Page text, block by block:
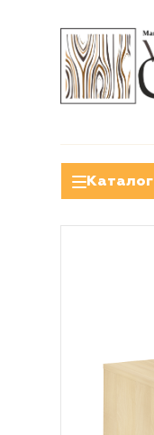
Каталог